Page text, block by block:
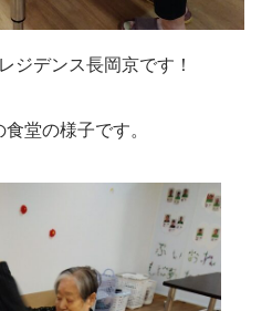
ジデンス長岡京です！
堂の様子です。